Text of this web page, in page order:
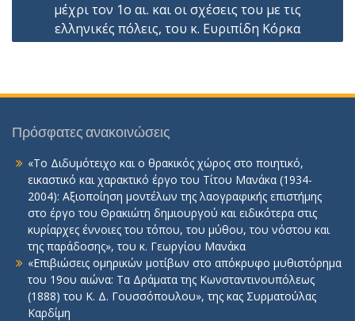
μέχρι τον 1ο αι. και οι σχέσεις του με τις
ελληνικές πόλεις, του κ. Ευριπίδη Κόρκα
Πρόσφατες ανακοινώσεις
«Το Διδυμότειχο και ο θρακικός χώρος στο ποιητικό,
εικαστικό και χαρακτικό έργο του Τίτου Μανάκα (1934-
2004): Αξιοποίηση μοντέλων της λαογραφικής επιστήμης
στο έργο του Θρακιώτη δημιουργού και ειδικότερα στις
κυρίαρχες έννοιες του τόπου, του μύθου, του νόστου και
της παράδοσης», του κ. Γεωργίου Μανάκα
«Επιβιώσεις ομηρικών μοτίβων στο απόκρυφο μυθιστόρημα
του 19ου αιώνα: Τα Δράματα της Κωνσταντινουπόλεως
(1888) του Κ. Δ. Γουσσόπουλου», της κας Συρματούλας
Καρδίμη